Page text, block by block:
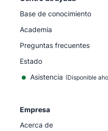
Base de conocimiento
Academia
Preguntas frecuentes
Estado
Asistencia (Disponible
Empresa
Acerca de